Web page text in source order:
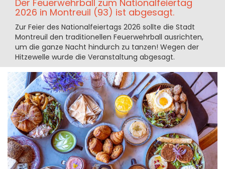
Der Feuerwehrball zum Nationalfeiertag
2026 in Montreuil (93) ist abgesagt.
Zur Feier des Nationalfeiertags 2026 sollte die Stadt
Montreuil den traditionellen Feuerwehrball ausrichten,
um die ganze Nacht hindurch zu tanzen! Wegen der
Hitzewelle wurde die Veranstaltung abgesagt.